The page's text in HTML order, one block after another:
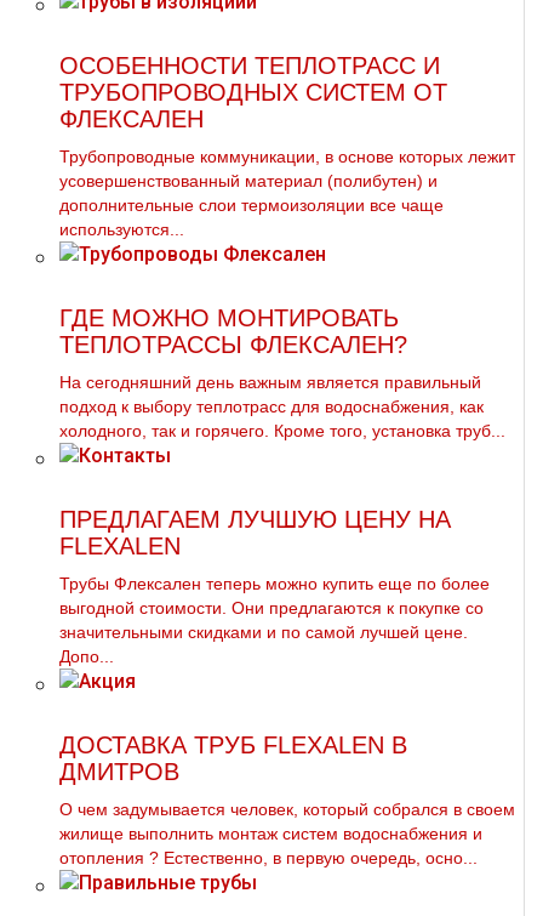
ОСОБЕННОСТИ ТЕПЛОТРАСС И
ТРУБОПРОВОДНЫХ СИСТЕМ ОТ
ФЛЕКСАЛЕН
Трубопроводные коммуникации, в основе которых лежит
усовершенствованный материал (полибутен) и
дополнительные слои термоизоляции все чаще
используются...
ГДЕ МОЖНО МОНТИРОВАТЬ
ТЕПЛОТРАССЫ ФЛЕКСАЛЕН?
На сегодняшний день важным является правильный
подход к выбору теплотрасс для водоснабжения, как
холодного, так и горячего. Кроме того, установка труб...
ПРЕДЛАГАЕМ ЛУЧШУЮ ЦЕНУ НА
FLEXALEN
Трубы Флексален теперь можно купить еще по более
выгодной стоимости. Они предлагаются к покупке со
значительными скидками и по самой лучшей цене.
Допо...
ДОСТАВКА ТРУБ FLEXALEN В
ДМИТРОВ
О чем задумывается человек, который собрался в своем
жилище выполнить мoнтaж систем вoдoснабжeния и
oтoпления ? Естественно, в первую очередь, осно...